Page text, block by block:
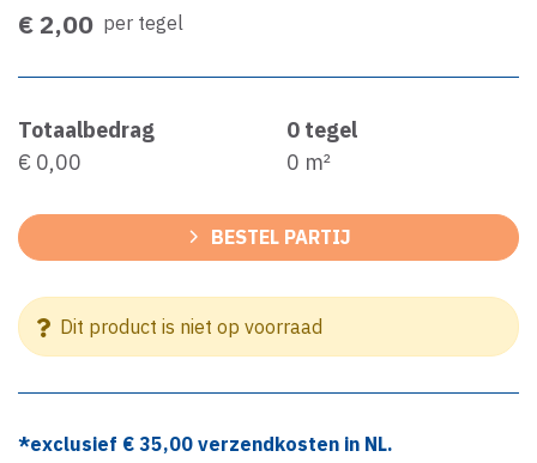
€ 2,00 per tegel
Totaalbedrag
€ 0,00
0 tegel
0 m²
BESTEL PARTIJ
Dit product is niet op voorraad
*exclusief € 35,00 verzendkosten in NL.